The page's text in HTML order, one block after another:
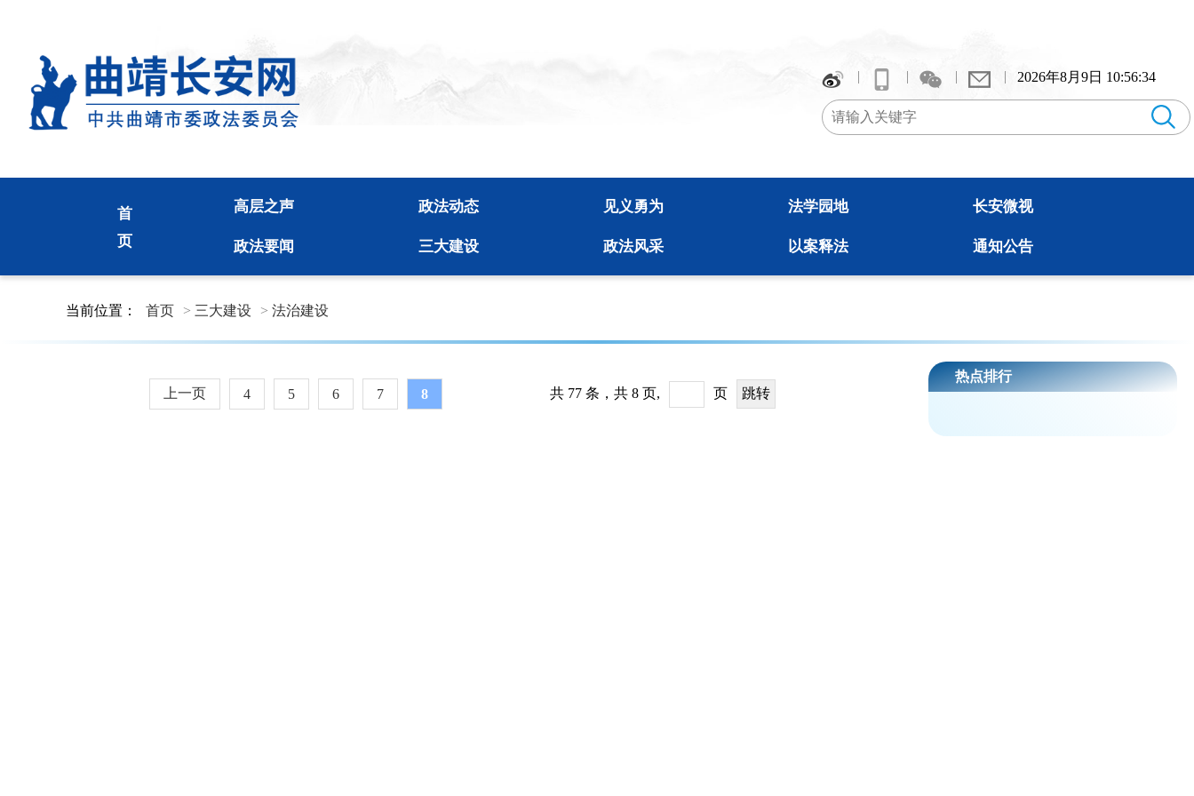
2026年8月9日 10:56:34
首
页
高层之声 政法动态 见义勇为 法学园地 长安微视
政法要闻 三大建设 政法风采 以案释法 通知公告
当前位置： 首页 > 三大建设 > 法治建设
上一页 4 5 6 7 8 共 77 条，共 8 页, 页
热点排行